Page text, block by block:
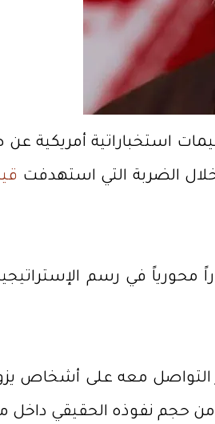
استخباراتية أمريكية
الضربة التي استهدفت
في رسم الإستراتيجية
التواصل معه على أشخاص
من حجم نفوذه الحقيقي